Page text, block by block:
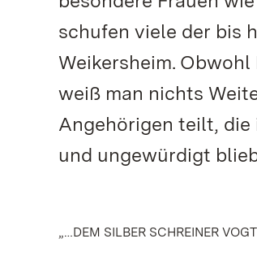
schufen viele der bis
Weikersheim.
weiß man nichts
Angehörigen teilt,
und ungewürdigt
„…DEM SILBER SCHREINER